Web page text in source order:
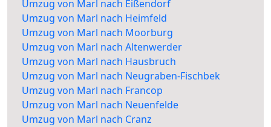
Umzug von Marl nach Eißendorf
Umzug von Marl nach Heimfeld
Umzug von Marl nach Moorburg
Umzug von Marl nach Altenwerder
Umzug von Marl nach Hausbruch
Umzug von Marl nach Neugraben-Fischbek
Umzug von Marl nach Francop
Umzug von Marl nach Neuenfelde
Umzug von Marl nach Cranz